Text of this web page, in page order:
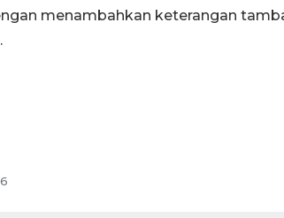
menambahkan keterangan